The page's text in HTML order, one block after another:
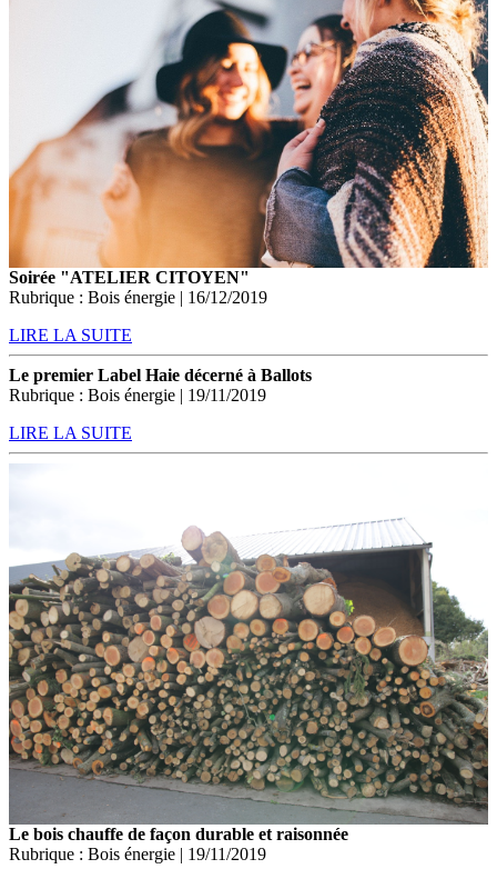
Soirée "ATELIER CITOYEN"
Rubrique : Bois énergie | 16/12/2019
LIRE LA SUITE
Le premier Label Haie décerné à Ballots
Rubrique : Bois énergie | 19/11/2019
LIRE LA SUITE
Le bois chauffe de façon durable et raisonnée
Rubrique : Bois énergie | 19/11/2019